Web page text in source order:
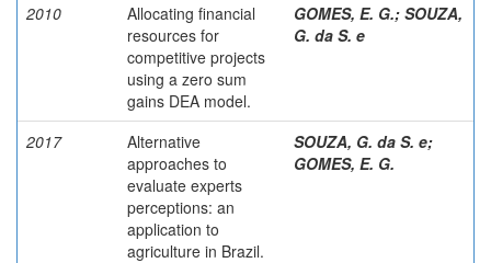
2010
Allocating financial
resources for
competitive projects
using a zero sum
gains DEA model.
GOMES, E. G.; SOUZA,
G. da S. e
2017
Alternative
approaches to
evaluate experts
perceptions: an
application to
agriculture in Brazil.
SOUZA, G. da S. e;
GOMES, E. G.